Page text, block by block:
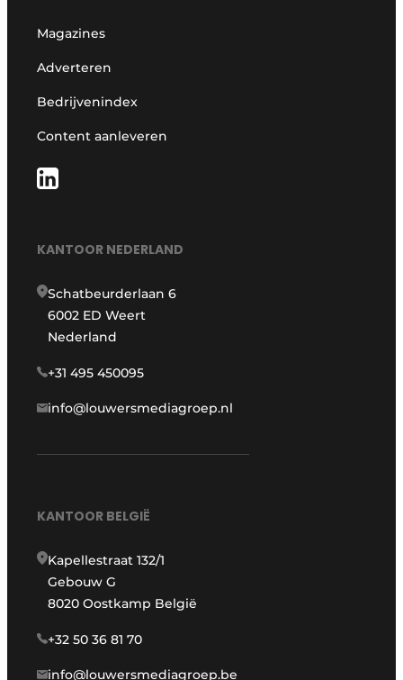
Magazines
Adverteren
Bedrijvenindex
Content aanleveren
KANTOOR NEDERLAND
Schatbeurderlaan 6
6002 ED Weert
Nederland
+31 495 450095
info@louwersmediagroep.nl
KANTOOR BELGIË
Kapellestraat 132/1
Gebouw G
8020 Oostkamp België
+32 50 36 81 70
info@louwersmediagroep.be